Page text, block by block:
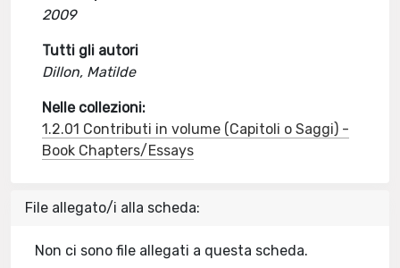
2009
Tutti gli autori
Dillon, Matilde
Nelle collezioni:
1.2.01 Contributi in volume (Capitoli o Saggi) -
Book Chapters/Essays
File allegato/i alla scheda:
Non ci sono file allegati a questa scheda.